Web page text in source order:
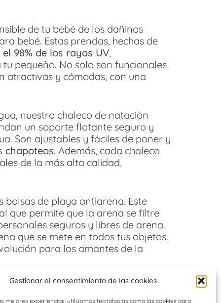
Gestionar el consentimiento de las cookies
mejores experiencias, utilizamos tecnologías como las cookies para
de tu bebé de los dañinos
bebé. Estas prendas, hechas de
98% de los rayos UV,
pequeño. No solo son funcionales,
atractivas y cómodas, con una
nuestro chaleco de natación
un soporte flotante seguro y
Son ajustables y fáciles de poner y
chapoteos. Además, cada chaleco
de la más alta calidad,
de playa antiarena. Este
que permite que la arena se filtre
seguros y libres de arena.
que se mete en todos tus objetos.
para los amantes de la
estrella. ¿Quién no disfruta
calurosos de verano? Nuestra